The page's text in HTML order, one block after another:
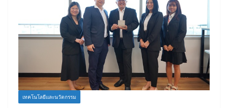
เทคโนโลยีและนวัตกรรม